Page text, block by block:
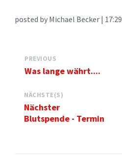
posted by Michael Becker | 17:29
PREVIOUS
Was lange währt....
NÄCHSTE(S)
Nächster
Blutspende - Termin